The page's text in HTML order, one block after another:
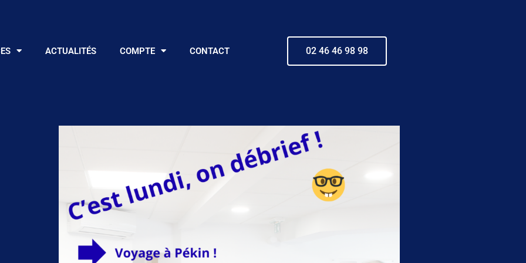
ACTUALITÉS COMPTE CONTACT 02 46 46 98 98